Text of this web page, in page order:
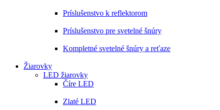
Príslušenstvo k reflektorom
Príslušenstvo pre svetelné šnúry
Kompletné svetelné šnúry a reťaze
Žiarovky
LED žiarovky
Číre LED
Zlaté LED